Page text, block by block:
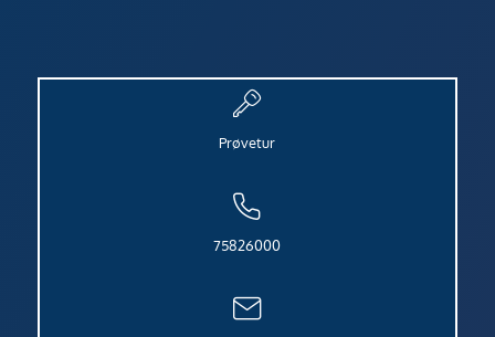
Prøvetur
75826000